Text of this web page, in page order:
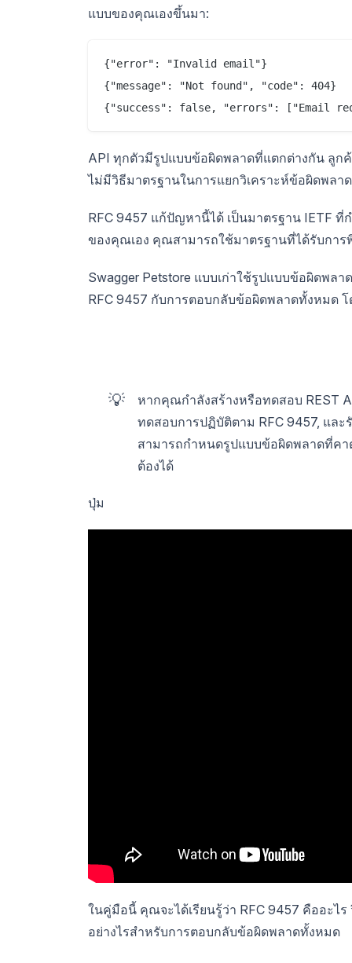
แบบของคุณเองขึ้นมา:
{"error": "Invalid email"}
{"message": "Not found", "code": 404}
API ทุกตัวมีรูปแบบข้อผิดพลาดที่แตกต่างกัน ลูก
ไม่มีวิธีมาตรฐานในการแยกวิเคราะห์ข้อผิดพลา
RFC 9457 แก้ปัญหานี้ได้ เป็นมาตรฐาน IETF
ของคุณเอง คุณสามารถใช้มาตรฐานที่ได้รับการ
Swagger Petstore แบบเก่าใช้รูปแบบข้อผิดพล
RFC 9457 กับการตอบกลับข้อผิดพลาดทั้งหมด
💡
หากคุณกำลังสร้างหรือทดสอบ REST
ทดสอบการปฏิบัติตาม RFC 9457, แล
สามารถกำหนดรูปแบบข้อผิดพลาดที่ค
ต้องได้
ปุ่ม
ในคู่มือนี้ คุณจะได้เรียนรู้ว่า RFC 9457 คืออะไ
อย่างไรสำหรับการตอบกลับข้อผิดพลาดทั้งหมด